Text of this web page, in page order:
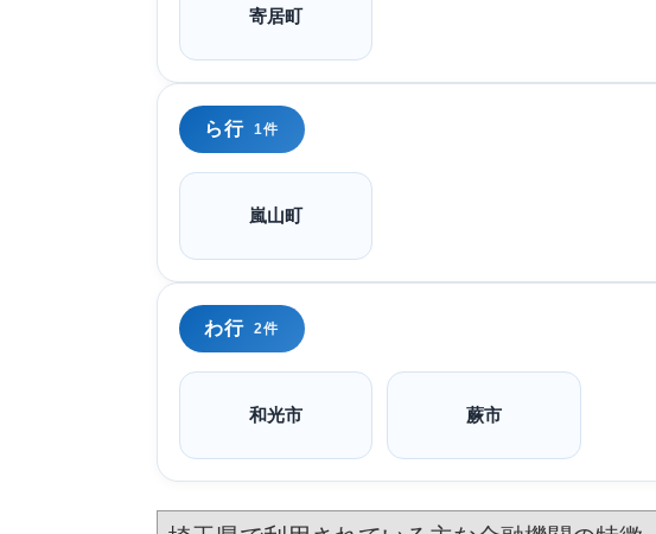
寄居町
ら行 1件
嵐山町
わ行 2件
和光市 蕨市